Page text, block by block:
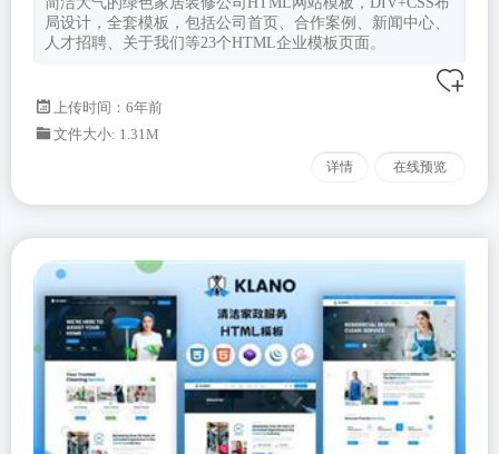
局设计，全套模板，包括公司首页、合作案例、新闻中心、
人才招聘、关于我们等23个HTML企业模板页面。
上传时间：6年前
文件大小: 1.31M
详情 在线预览